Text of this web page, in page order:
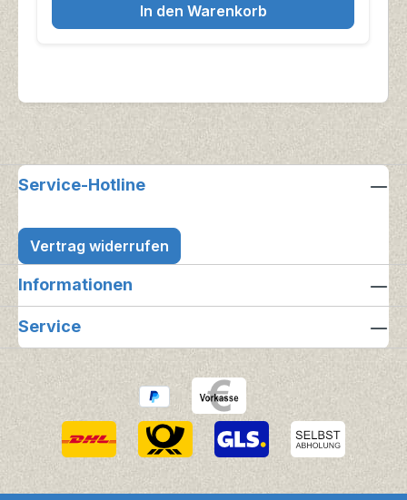
In den Warenkorb
Service-Hotline
Vertrag widerrufen
Informationen
Service